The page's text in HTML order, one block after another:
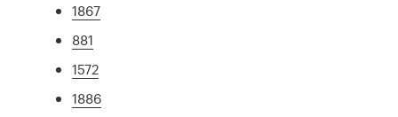
1867
881
1572
1886